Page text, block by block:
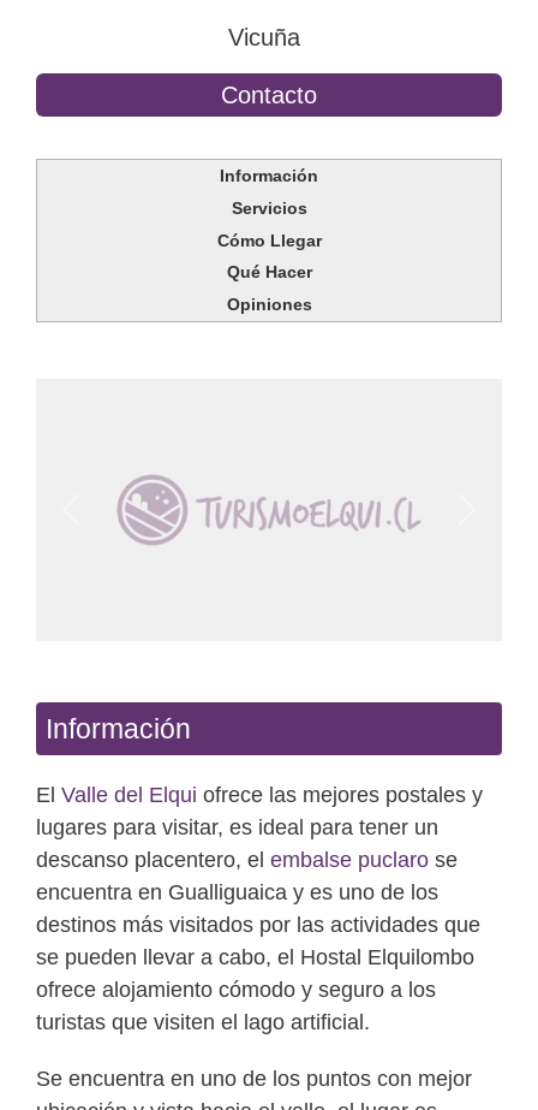
Vicuña
Contacto
Información
Servicios
Cómo Llegar
Qué Hacer
Opiniones
Anterior
Información
El Valle del Elqui ofrece las mejores postales y
lugares para visitar, es ideal para tener un
descanso placentero, el embalse puclaro se
encuentra en Gualliguaica y es uno de los
destinos más visitados por las actividades que
se pueden llevar a cabo, el Hostal Elquilombo
ofrece alojamiento cómodo y seguro a los
turistas que visiten el lago artificial.
Se encuentra en uno de los puntos con mejor